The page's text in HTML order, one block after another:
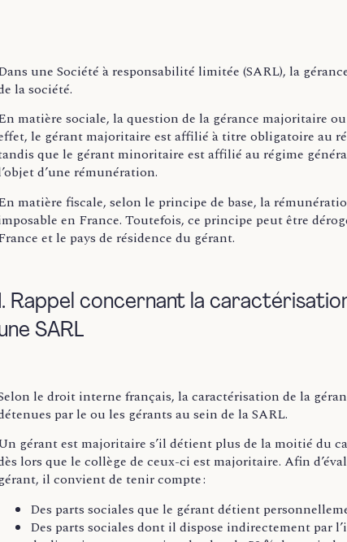
une Société à responsabilité limitée (SARL), la
la société.
matière sociale, la question de la gérance majoritaire
le gérant majoritaire est affilié à titre obligatoire au
que le gérant minoritaire est affilié au régime
d’une rémunération.
matière fiscale, selon le principe de base, la
en France. Toutefois, ce principe peut être
et le pays de résidence du gérant.
Rappel concernant la
SARL
le droit interne français, la caractérisation de la
par le ou les gérants au sein de la SARL.
gérant est majoritaire s’il détient plus de la moitié du
lors que le collège de ceux-ci est majoritaire. Afin
il convient de tenir compte :
Des parts sociales que le gérant détient
Des parts sociales dont il dispose indirectement par